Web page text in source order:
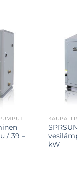
/ 39 –
kW